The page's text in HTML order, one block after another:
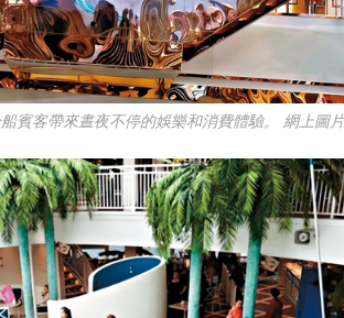
賓客帶來晝夜不停的娛樂和消費體驗。 網上圖片